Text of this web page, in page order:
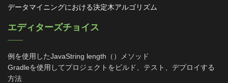
データマイニングにおける決定木アルゴリズム
エディターズチョイス
例を使用したJavaString length（）メソッド
Gradleを使用してプロジェクトをビルド、テスト、デプロイする
方法